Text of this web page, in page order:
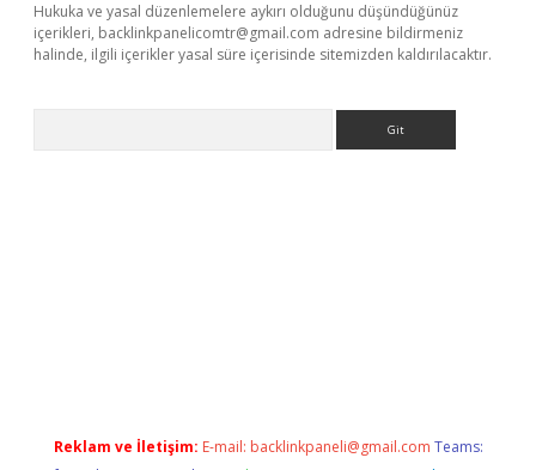
Hukuka ve yasal düzenlemelere aykırı olduğunu düşündüğünüz
içerikleri, backlinkpanelicomtr@gmail.com adresine bildirmeniz
halinde, ilgili içerikler yasal süre içerisinde sitemizden kaldırılacaktır.
Reklam ve İletişim: E-mail: backlinkpaneli@gmail.com Teams: